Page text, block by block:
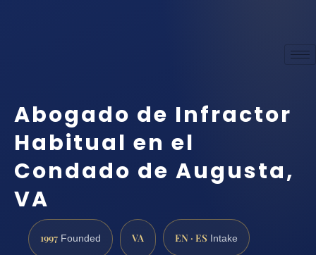
Abogado de Infractor
Habitual en el
Condado de Augusta,
VA
1997 Founded VA EN · ES Intake